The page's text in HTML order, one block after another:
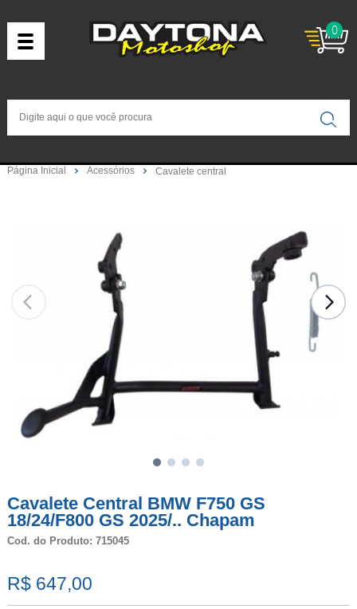
0
Página Inicial Acessórios Cavalete central
Cavalete Central BMW F750 GS
18/24/F800 GS 2025/.. Chapam
Cod. do Produto: 715045
R$ 647,00